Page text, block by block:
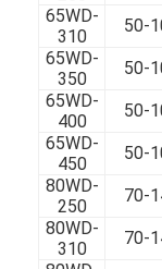
65WD-
310
50-
65WD-
350
50-
65WD-
400
50-
65WD-
450
50-
80WD-
250
70-
80WD-
310
70-